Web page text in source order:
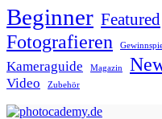
Beginner Featured
Fotografieren
Kameraguide Magazin
Video Zubehör